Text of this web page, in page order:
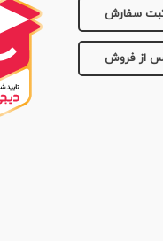
ثبت سفارش
از فروش